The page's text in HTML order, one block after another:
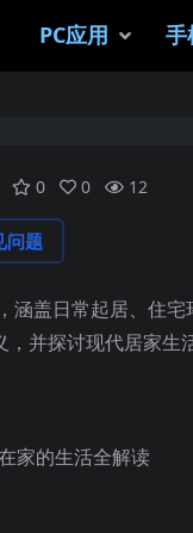
PC应用 手
0 0 12
问题
涵盖日常起居、住
，并探讨现代居家生
家的生活全解读